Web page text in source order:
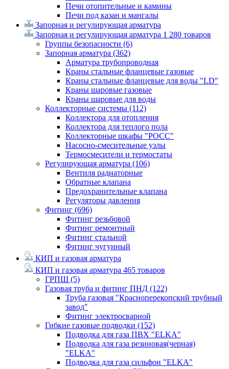
Печи отопительные и камины
Печи под казан и мангалы
Запорная и регулирующая арматура
Запорная и регулирующая арматура 1 280 товаров
Группы безопасности (6)
Запорная арматура (362)
Арматура трубопроводная
Краны стальные фланцевые газовые
Краны стальные фланцевые для воды "LD"
Краны шаровые газовые
Краны шаровые для воды
Коллекторные системы (112)
Коллектора для отопления
Коллектора для теплого пола
Коллекторные шкафы "РОСС"
Насосно-смесительные узлы
Термосмесители и термостаты
Регулирующая арматура (106)
Вентиля радиаторные
Обратные клапана
Предохранительные клапана
Регуляторы давления
Фитинг (696)
Фитинг резьбовой
Фитинг ремонтный
Фитинг стальной
Фитинг чугунный
КИП и газовая арматура
КИП и газовая арматура 465 товаров
ГРПШ (5)
Газовая труба и фитинг ПНД (122)
Труба газовая "Красноперекопский трубный
завод"
Фитинг электросварной
Гибкие газовые подводки (152)
Подводка для газа ПВХ "ELKA"
Подводка для газа резиновая(черная)
"ELKA"
Подводка для газа сильфон "ELKA"